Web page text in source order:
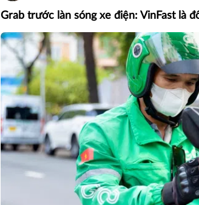
Grab trước làn sóng xe điện: VinFast là